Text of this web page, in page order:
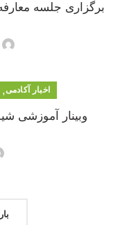
برگزاری جلسه
اخبار آکادمی,
وبینار آموزشی